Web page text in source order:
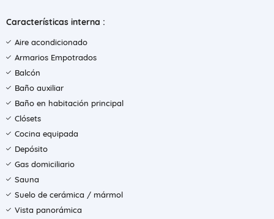
Características interna :
Aire acondicionado
Armarios Empotrados
Balcón
Baño auxiliar
Baño en habitación principal
Clósets
Cocina equipada
Depósito
Gas domiciliario
Sauna
Suelo de cerámica / mármol
Vista panorámica